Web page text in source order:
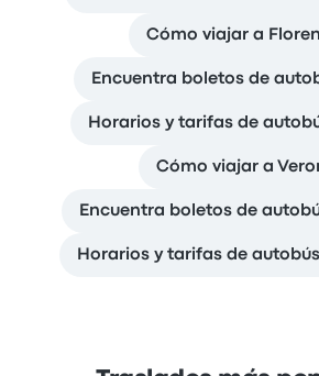
Cómo viajar a
Encuentra boletos de
Horarios y tarifas de
Cómo viajar a
Encuentra boletos de
Horarios y tarifas de